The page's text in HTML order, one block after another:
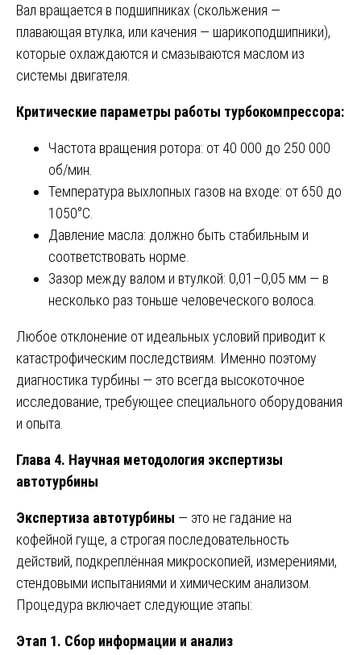
Вал вращается в подшипниках (скольжения —
плавающая втулка, или качения — шарикоподшипники),
которые охлаждаются и смазываются маслом из
системы двигателя.
Критические параметры работы турбокомпрессора:
Частота вращения ротора: от 40 000 до 250 000
об/мин.
Температура выхлопных газов на входе: от 650 до
1050°C.
Давление масла: должно быть стабильным и
соответствовать норме.
Зазор между валом и втулкой: 0,01–0,05 мм — в
несколько раз тоньше человеческого волоса.
Любое отклонение от идеальных условий приводит к
катастрофическим последствиям. Именно поэтому
диагностика турбины — это всегда высокоточное
исследование, требующее специального оборудования
и опыта.
Глава 4. Научная методология экспертизы
автотурбины
Экспертиза автотурбины — это не гадание на
кофейной гуще, а строгая последовательность
действий, подкреплённая микроскопией, измерениями,
стендовыми испытаниями и химическим анализом.
Процедура включает следующие этапы:
Этап 1. Сбор информации и анализ